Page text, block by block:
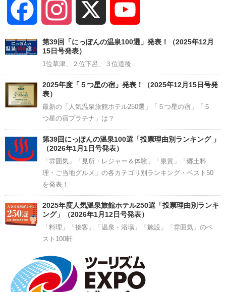
Facebook Instagram
Channel
第39回「にっぽんの温泉100選」発表！（2025年12月
15日号発表）
1位草津、２位下呂、３位道後
2025年度「５つ星の宿」発表！（2025年12月15日号発
表）
最新の「人気温泉旅館ホテル250選」「５つ星の宿」「５
つ星の宿プラチナ」は？
第39回にっぽんの温泉100選「投票理由別ランキング 」
（2026年1月1日号発表）
「雰囲気」「見所・レジャー＆体験」「泉質」「郷土料
理・ご当地グルメ」の各カテゴリ別ランキング・ベスト50
を発表！
2025年度人気温泉旅館ホテル250選「投票理由別ランキ
ング」（2026年1月12日号発表）
「料理」「接客」「温泉・浴場」「施設」「雰囲気」のベ
スト100軒